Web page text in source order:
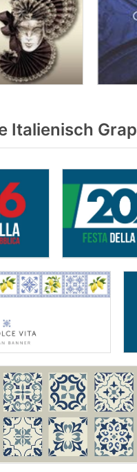
Italienisch